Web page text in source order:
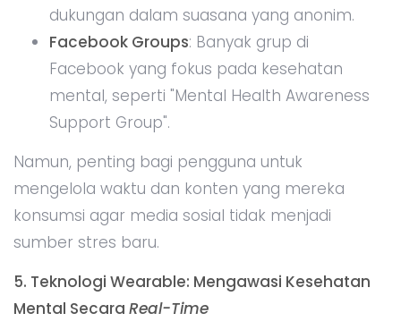
dukungan dalam suasana yang anonim.
Facebook Groups: Banyak grup di
Facebook yang fokus pada kesehatan
mental, seperti "Mental Health Awareness
Support Group".
Namun, penting bagi pengguna untuk
mengelola waktu dan konten yang mereka
konsumsi agar media sosial tidak menjadi
sumber stres baru.
5. Teknologi Wearable: Mengawasi Kesehatan
Mental Secara Real-Time